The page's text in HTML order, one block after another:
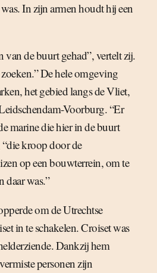
In zijn armen houdt hij een
van de buurt gehad”, vertelt zij.
De hele omgeving
het gebied langs de Vliet,
Voorburg. “Er
marine die hier in de buurt
kroop door de
op een bouwterrein, om te
daar was.”
om de Utrechtse
in te schakelen. Croiset was
Dankzij hem
personen zijn